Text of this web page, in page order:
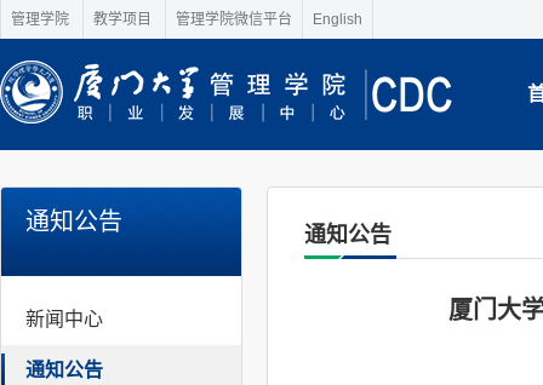
管理学院 教学项目 管理学院微信平台 English
通知公告
新闻中心
通知公告
通知公告
厦门大